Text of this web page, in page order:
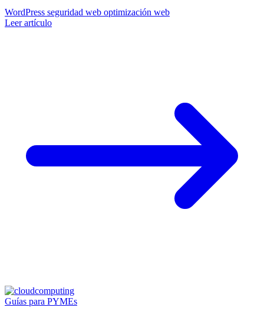
WordPress seguridad web optimización web
Leer artículo
Guías para PYMEs